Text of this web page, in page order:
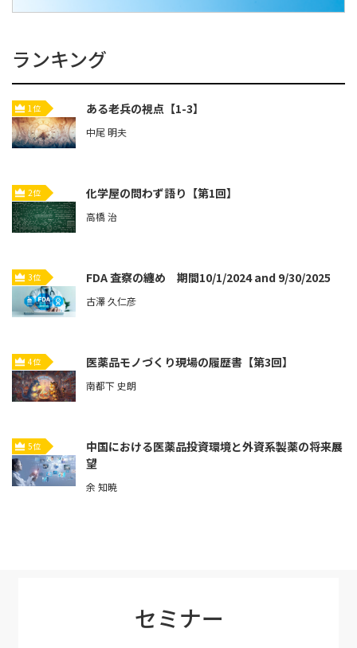
ランキング
1位 ある老兵の視点【1-3】
中尾 明夫
2位 化学屋の問わず語り【第1回】
高橋 治
3位 FDA 査察の纏め 期間10/1/2024 and 9/30/2025
古澤 久仁彦
4位 医薬品モノづくり現場の履歴書【第3回】
南都下 史朗
5位
中国における医薬品投資環境と外資系製薬の将来展
望
余 知暁
セミナー